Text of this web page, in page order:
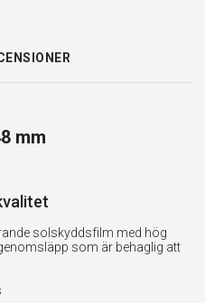
mm
solskyddsfilm med hög
som är behaglig att